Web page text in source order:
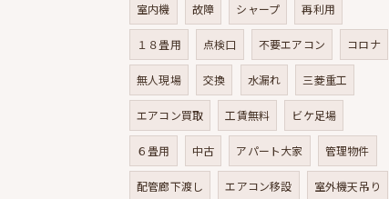
室内機 故障 シャープ 再利用
１８畳用 点検口 不要エアコン コロナ
無人現場 交換 水漏れ 三菱重工
エアコン買取 工賃無料 ビケ足場
６畳用 中古 アパート大家 管理物件
配管廊下渡し エアコン移設 室外機天吊り